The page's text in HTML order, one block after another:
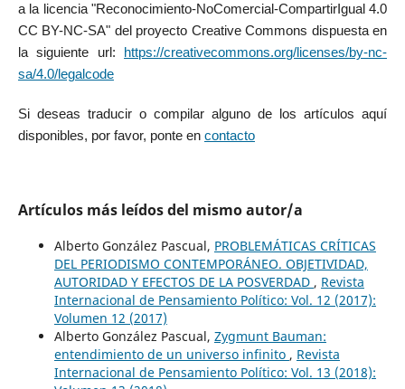
a la licencia "Reconocimiento-NoComercial-CompartirIgual 4.0
CC BY-NC-SA" del proyecto Creative Commons dispuesta en
la siguiente url:
https://creativecommons.org/licenses/by-nc-
sa/4.0/legalcode
Si deseas traducir o compilar alguno de los artículos aquí
disponibles, por favor, ponte en contacto
Artículos más leídos del mismo autor/a
Alberto González Pascual, PROBLEMÁTICAS CRÍTICAS
DEL PERIODISMO CONTEMPORÁNEO. OBJETIVIDAD,
AUTORIDAD Y EFECTOS DE LA POSVERDAD , Revista
Internacional de Pensamiento Político: Vol. 12 (2017):
Volumen 12 (2017)
Alberto González Pascual, Zygmunt Bauman:
entendimiento de un universo infinito , Revista
Internacional de Pensamiento Político: Vol. 13 (2018):